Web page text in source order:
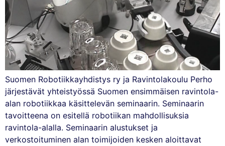
Suomen Robotiikkayhdistys ry ja Ravintolakoulu Perho
järjestävät yhteistyössä Suomen ensimmäisen ravintola-
alan robotiikkaa käsittelevän seminaarin. Seminaarin
tavoitteena on esitellä robotiikan mahdollisuksia
ravintola-alalla. Seminaarin alustukset ja
verkostoituminen alan toimijoiden kesken aloittavat